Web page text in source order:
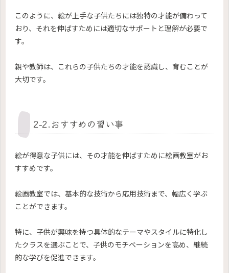
このように、絵が上手な子供たちには独特の才能が備わって
おり、それを伸ばすためには適切なサポートと理解が必要で
す。
親や教師は、これらの子供たちの才能を認識し、育むことが
大切です。
2-2.おすすめの習い事
絵が得意な子供には、その才能を伸ばすために絵画教室がお
すすめです。
絵画教室では、基本的な技術から応用技術まで、幅広く学ぶ
ことができます。
特に、子供が興味を持つ具体的なテーマやスタイルに特化し
たクラスを選ぶことで、子供のモチベーションを高め、継続
的な学びを促進できます。